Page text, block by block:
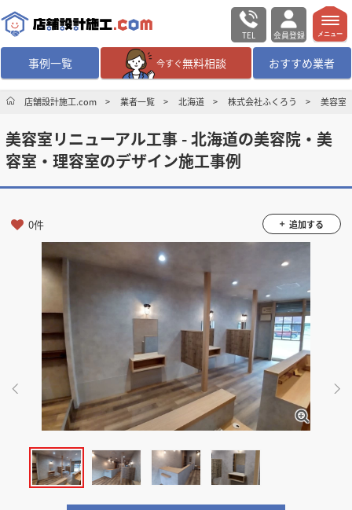
TEL 会員登録
事例一覧 今すぐ無料相談 おすすめ業者
無料相談 ログイン／会員登録
デザイン設計・施工業者を探す
店舗・商業施設の施工事例を探す
マッチング案件一覧
店舗設計施工.comとは
内装の費用相場 シミュレーター
掲載希望のデザイン 設計・施工会社様へ
店舗開業・改装をご検討中の方へ
メニュー
店舗設計施工.com 業者一覧 北海道 株式会社ふくろう 美容室
美容室リニューアル工事 - 北海道の美容院・美
容室・理容室のデザイン施工事例
0件 追加する